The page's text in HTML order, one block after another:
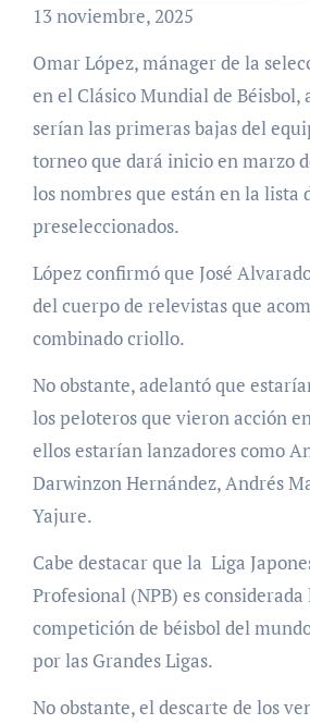
13 noviembre, 2025
Omar López, mánager de la selección de Venezuela
en el Clásico Mundial de Béisbol,
serían las primeras bajas del
torneo que dará inicio en marzo
los nombres que están en la lista
preseleccionados.
López confirmó que José
del cuerpo de relevistas que
combinado criollo.
No obstante, adelantó que
los peloteros que vieron acción
ellos estarían lanzadores como
Darwinzon Hernández, Andrés
Yajure.
Cabe destacar que la Liga
Profesional (NPB) es
competición de béisbol del
por las Grandes Ligas.
No obstante, el descarte de los